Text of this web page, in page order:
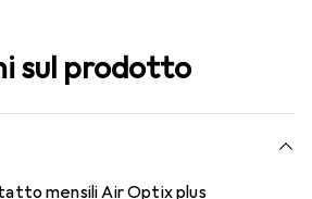
sul prodotto
mensili Air Optix plus